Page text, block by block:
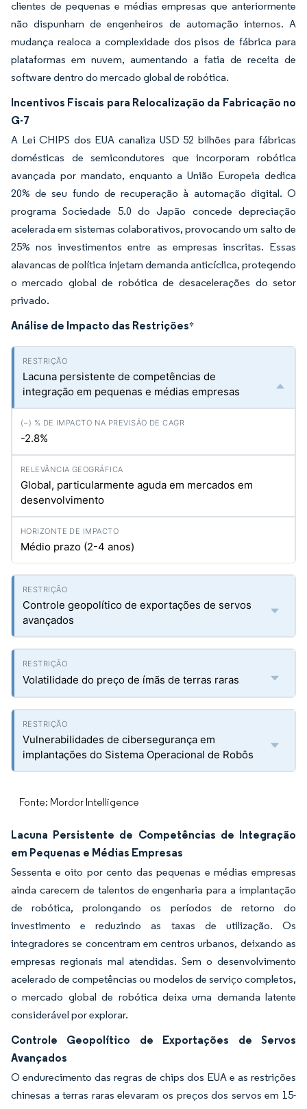
clientes de pequenas e médias empresas que anteriormente
não dispunham de engenheiros de automação internos. A
mudança realoca a complexidade dos pisos de fábrica para
plataformas em nuvem, aumentando a fatia de receita de
software dentro do mercado global de robótica.
Incentivos Fiscais para Relocalização da Fabricação no
G-7
A Lei CHIPS dos EUA canaliza USD 52 bilhões para fábricas
domésticas de semicondutores que incorporam robótica
avançada por mandato, enquanto a União Europeia dedica
20% de seu fundo de recuperação à automação digital. O
programa Sociedade 5.0 do Japão concede depreciação
acelerada em sistemas colaborativos, provocando um salto de
25% nos investimentos entre as empresas inscritas. Essas
alavancas de política injetam demanda anticíclica, protegendo
o mercado global de robótica de desacelerações do setor
privado.
Análise de Impacto das Restrições*
Lacuna persistente de competências de
integração em pequenas e médias empresas
-2.8%
Global, particularmente aguda em mercados em
desenvolvimento
Médio prazo (2-4 anos)
Controle geopolítico de exportações de servos
avançados
Volatilidade do preço de ímãs de terras raras
Vulnerabilidades de cibersegurança em
implantações do Sistema Operacional de Robôs
Fonte: Mordor Intelligence
Lacuna Persistente de Competências de Integração
em Pequenas e Médias Empresas
Sessenta e oito por cento das pequenas e médias empresas
ainda carecem de talentos de engenharia para a implantação
de robótica, prolongando os períodos de retorno do
investimento e reduzindo as taxas de utilização. Os
integradores se concentram em centros urbanos, deixando as
empresas regionais mal atendidas. Sem o desenvolvimento
acelerado de competências ou modelos de serviço completos,
o mercado global de robótica deixa uma demanda latente
considerável por explorar.
Controle Geopolítico de Exportações de Servos
Avançados
O endurecimento das regras de chips dos EUA e as restrições
chinesas a terras raras elevaram os preços dos servos em 15-